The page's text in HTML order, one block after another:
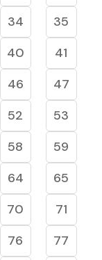
34
35
40
41
46
47
52
53
58
59
64
65
70
71
76
77